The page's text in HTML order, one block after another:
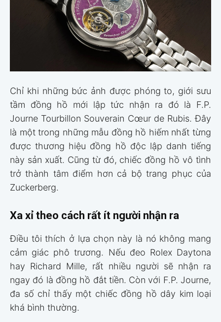
Chỉ khi những bức ảnh được phóng to, giới sưu
tầm đồng hồ mới lập tức nhận ra đó là F.P.
Journe Tourbillon Souverain Cœur de Rubis. Đây
là một trong những mẫu đồng hồ hiếm nhất từng
được thương hiệu đồng hồ độc lập danh tiếng
này sản xuất. Cũng từ đó, chiếc đồng hồ vô tình
trở thành tâm điểm hơn cả bộ trang phục của
Zuckerberg.
Xa xỉ theo cách rất ít người nhận ra
Điều tôi thích ở lựa chọn này là nó không mang
cảm giác phô trương. Nếu đeo Rolex Daytona
hay Richard Mille, rất nhiều người sẽ nhận ra
ngay đó là đồng hồ đắt tiền. Còn với F.P. Journe,
đa số chỉ thấy một chiếc đồng hồ dây kim loại
khá bình thường.